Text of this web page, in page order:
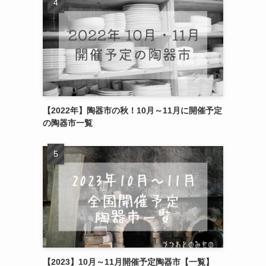
【2022年】陶器市の秋！10月～11月に開催予定
の陶器市一覧
【2023】10月～11月開催予定陶器市【一覧】